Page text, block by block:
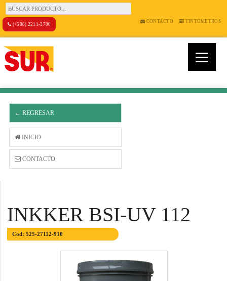
(+506) 2211-3700
CONTACTO TINTÓMETROS
← REGRESAR
INICIO
CONTACTO
INKKER BSI-UV 112
Cod: 525-27112-910